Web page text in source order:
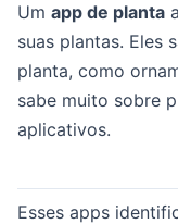
Um app de planta
suas plantas. Eles
planta, como
sabe muito sobre
aplicativos.
Esses apps